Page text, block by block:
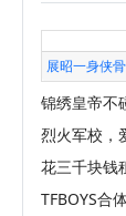
展昭一身侠
锦绣皇帝不
烈火军校，
花三千块钱
TFBOYS合